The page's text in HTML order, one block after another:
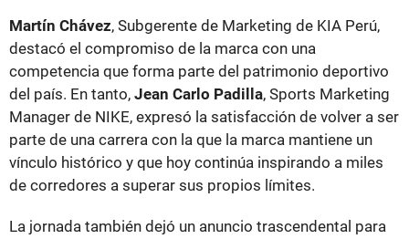
Martín Chávez, Subgerente de Marketing de KIA Perú,
destacó el compromiso de la marca con una
competencia que forma parte del patrimonio deportivo
del país. En tanto, Jean Carlo Padilla, Sports Marketing
Manager de NIKE, expresó la satisfacción de volver a ser
parte de una carrera con la que la marca mantiene un
vínculo histórico y que hoy continúa inspirando a miles
de corredores a superar sus propios límites.
La jornada también dejó un anuncio trascendental para